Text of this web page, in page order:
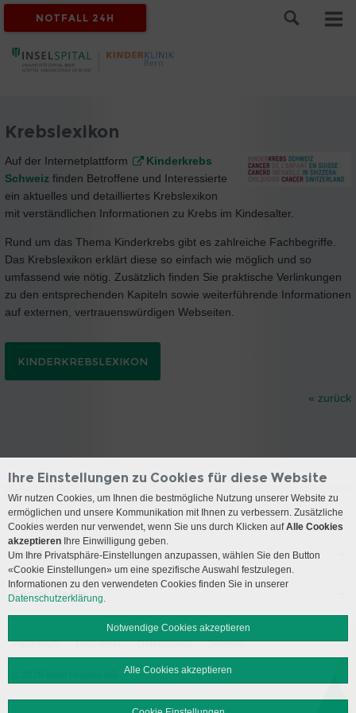
NOTFALL 24H
Krebslexikon
Auf der Internetplattform
Kinderkrebs
Schweiz finden Betroffene und Interessierte
ein aktuelles und detailliertes Krebslexikon
mit verständlichen Informationen zu Krebs im Kindesalter.
Rund um das Thema Kinderkrebs gibt es zahlreiche Fachbegriffe.
Das Krebslexikon erklärt diese so einfach wie möglich und so
umfassend wie nötig. Zusätzlich finden Sie praktische Verlinkungen
zu den entsprechenden Kapiteln sowie weiterführende Informationen
auf externen, vertrauenswürdigen Webseiten.
KINDERKREBSLEXIKON
« zurück
Kontakt
Anreise
Social Media
Impressum Disclaimer Datenschutz Sitemap
Ihre Einstellungen zu Cookies für diese Website
Wir nutzen Cookies, um Ihnen die bestmögliche Nutzung unserer Website zu
ermöglichen und unsere Kommunikation mit Ihnen zu verbessern. Zusätzliche
Cookies werden nur verwendet, wenn Sie uns durch Klicken aufAlle Cookies
akzeptieren Ihre Einwilligung geben.
Um Ihre Privatsphäre-Einstellungen anzupassen, wählen Sie den Button
«Cookie Einstellungen» um eine spezifische Auswahl festzulegen.
Informationen zu den verwendeten Cookies finden Sie in unserer
Datenschutzerklärung.
Notwendige Cookies akzeptieren
Alle Cookies akzeptieren